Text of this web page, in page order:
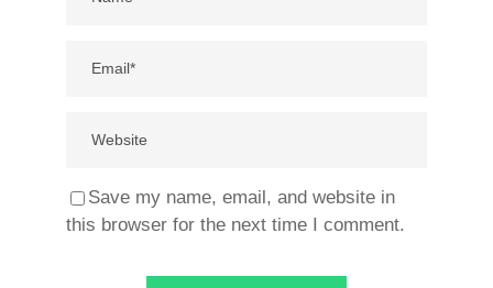
Save my name, email, and website in
this browser for the next time I comment.